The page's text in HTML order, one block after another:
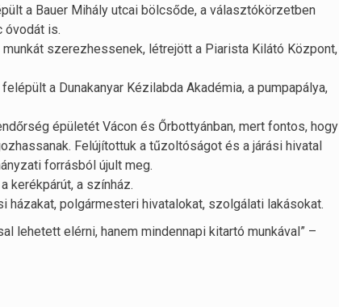
a Bauer Mihály utcai bölcsőde, a választókörzetben
óvodát is.
szerezhessenek, létrejött a Piarista Kilátó Központ,
a Dunakanyar Kézilabda Akadémia, a pumpapálya,
épületét Vácon és Őrbottyánban, mert fontos, hogy
Felújítottuk a tűzoltóságot és a járási hivatal
forrásból újult meg.
kerékpárút, a színház.
polgármesteri hivatalokat, szolgálati lakásokat.
lehetett elérni, hanem mindennapi kitartó munkával” –